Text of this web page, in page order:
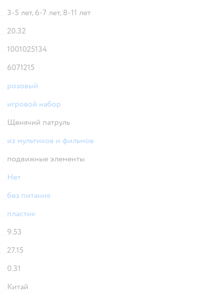
3-5 лет, 6-7 лет, 8-11 лет
20.32
1001025134
6071215
розовый
игровой набор
Щенячий патруль
из мультиков и фильмов
подвижные элементы
Нет
без питания
пластик
9.53
27.15
0.31
Китай